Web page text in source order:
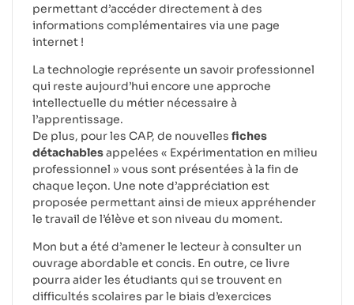
permettant d’accéder directement à des
informations complémentaires via une page
internet !
La technologie représente un savoir professionnel
qui reste aujourd’hui encore une approche
intellectuelle du métier nécessaire à
l’apprentissage.
De plus, pour les CAP, de nouvelles fiches
détachablesappelées « Expérimentation en milieu
professionnel » vous sont présentées à la fin de
chaque leçon. Une note d’appréciation est
proposée permettant ainsi de mieux appréhender
le travail de l’élève et son niveau du moment.
Mon but a été d’amener le lecteur à consulter un
ouvrage abordable et concis. En outre, ce livre
pourra aider les étudiants qui se trouvent en
difficultés scolaires par le biais d’exercices